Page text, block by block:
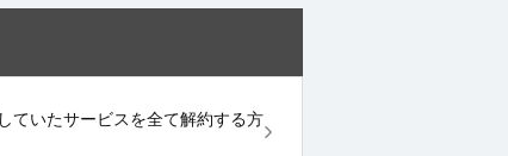
ていたサービスを全て解約する方